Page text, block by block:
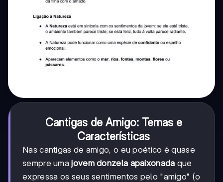
Cantigas de Amigo: Temas e
Características
Nas cantigas de amigo, o eu poético é quase
sempre umajovem donzela apaixonada que
expressa os seus sentimentos pelo "amigo" (o